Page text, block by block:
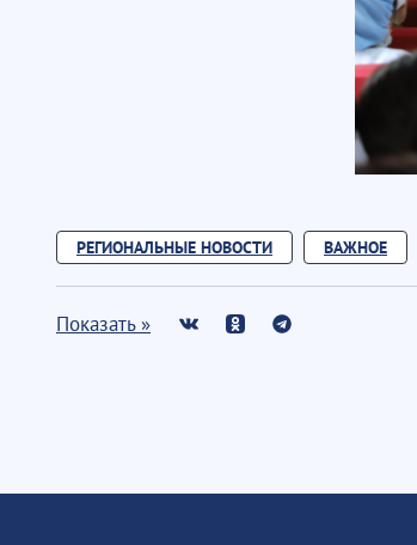
РЕГИОНАЛЬНЫЕ НОВОСТИ ВАЖНОЕ
Показать »